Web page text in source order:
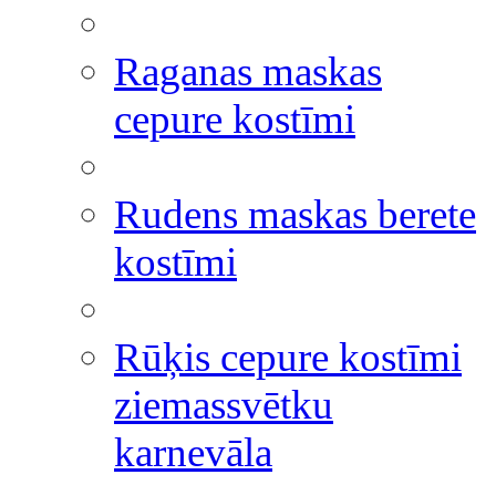
Raganas maskas
cepure kostīmi
Rudens maskas berete
kostīmi
Rūķis cepure kostīmi
ziemassvētku
karnevāla